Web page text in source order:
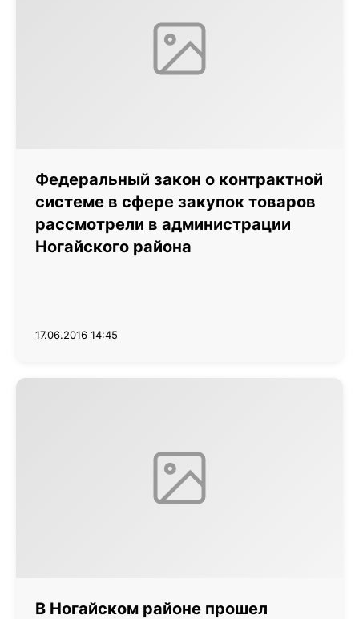
Федеральный закон о контрактной
системе в сфере закупок товаров
рассмотрели в администрации
Ногайского района
17.06.2016 14:45
В Ногайском районе прошел